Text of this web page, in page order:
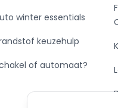
winter essentials
keuzehulp
of automaat?